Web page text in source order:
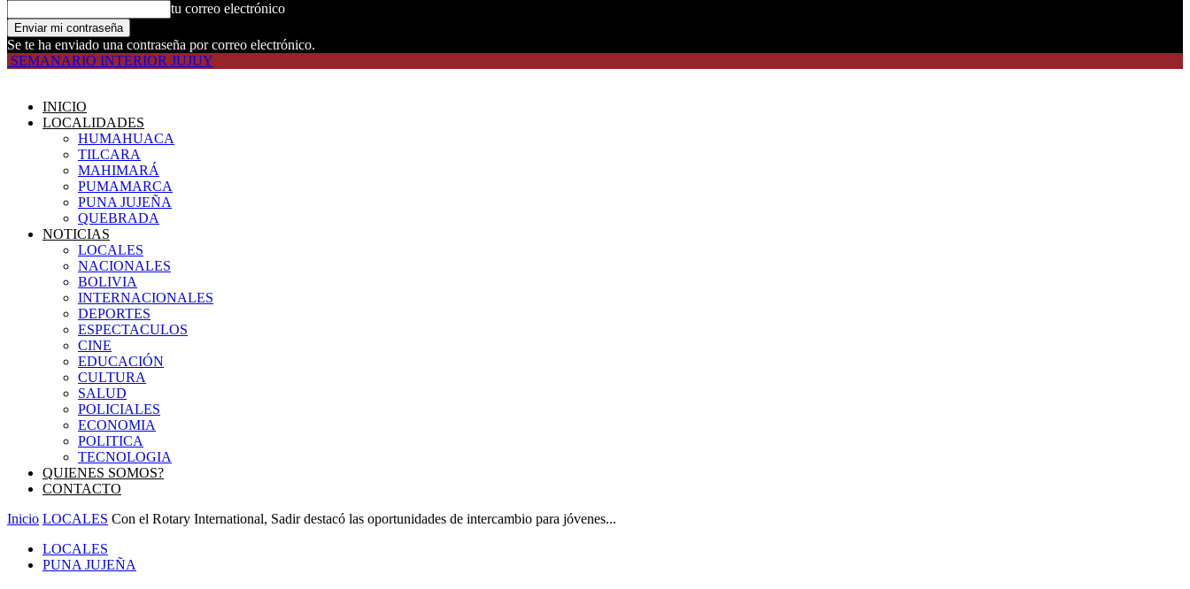
tu correo electrónico
Se te ha enviado una contraseña por correo electrónico.
SEMANARIO INTERIOR JUJUY
INICIO
LOCALIDADES
HUMAHUACA
TILCARA
MAHIMARÁ
PUMAMARCA
PUNA JUJEÑA
QUEBRADA
NOTICIAS
LOCALES
NACIONALES
BOLIVIA
INTERNACIONALES
DEPORTES
ESPECTACULOS
CINE
EDUCACIÓN
CULTURA
SALUD
POLICIALES
ECONOMIA
POLITICA
TECNOLOGIA
QUIENES SOMOS?
CONTACTO
Inicio LOCALES Con el Rotary International, Sadir destacó las oportunidades de intercambio para jóvenes...
LOCALES
PUNA JUJEÑA